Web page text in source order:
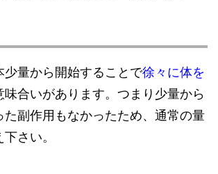
少量から開始することで徐々に体を
味合いがあります。つまり少量から
た副作用もなかったため、通常の量
さい。